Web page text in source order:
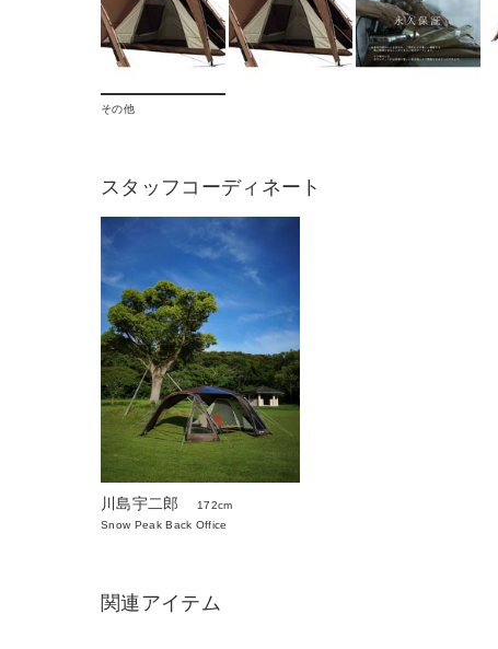
その他
スタッフコーディネート
川島宇二郎
172cm
Snow Peak Back Office
関連アイテム